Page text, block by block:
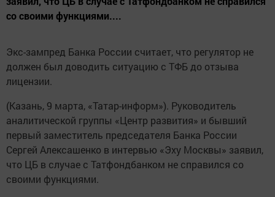
со своими функциями....
Экс-зампред Банка России считает, что регулятор не
должен был доводить ситуацию с ТФБ до отзыва
лицензии.
(Казань, 9 марта, «Татар-информ»). Руководитель
аналитической группы «Центр развития» и бывший
первый заместитель председателя Банка России
Сергей Алексашенко в интервью «Эху Москвы» заявил,
что ЦБ в случае с Татфондбанком не справился со
своими функциями.